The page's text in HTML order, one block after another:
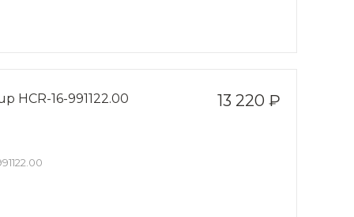
13 220 ₽
HCR-16-991122.00